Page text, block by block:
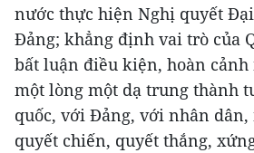
nước thực hiện Nghị quyết
Đảng; khẳng định vai trò của
bất luận điều kiện, hoàn cảnh
một lòng một dạ trung thành
quốc, với Đảng, với nhân dân,
quyết chiến, quyết thắng,